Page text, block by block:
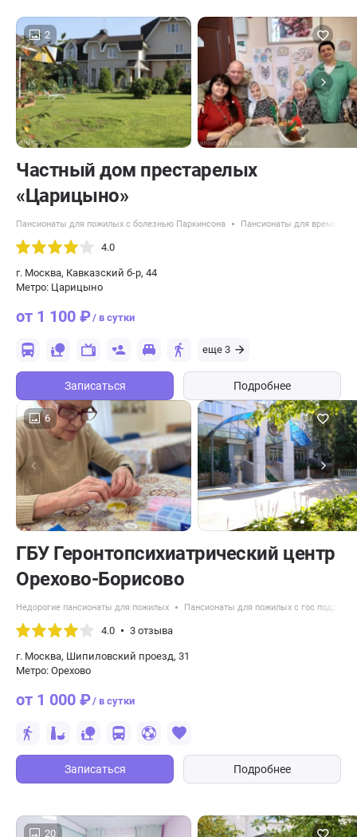
2
Частный дом престарелых
«Царицыно»
Пансионаты для пожилых с болезнью Паркинсона Пансионаты для
4.0
г. Москва, Кавказский б-р, 44
Метро: Царицыно
от 1 100 ₽/ в сутки
еще 3
Записаться Подробнее
6
ГБУ Геронтопсихиатрический центр
Орехово-Борисово
Недорогие пансионаты для пожилых Пансионаты для пожилых с гос
4.0 3 отзыва
г. Москва, Шипиловский проезд, 31
Метро: Орехово
от 1 000 ₽/ в сутки
Записаться Подробнее
20